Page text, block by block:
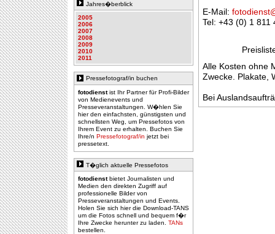
Jahres�berblick
2005
2006
2007
2008
2009
2010
2011
Pressefotograf/in buchen
fotodienstist Ihr Partner für Profi-Bilder
von Medienevents und
Presseveranstaltungen. W�hlen Sie
hier den einfachsten, günstigsten und
schnellsten Weg, um Pressefotos von
Ihrem Event zu erhalten. Buchen Sie
Ihre/n Pressefotograf/in jetzt bei
pressetext.
T�glich aktuelle Pressefotos
fotodienstbietet Journalisten und
Medien den direkten Zugriff auf
professionelle Bilder von
Presseveranstaltungen und Events.
Holen Sie sich hier die Download-TANS
um die Fotos schnell und bequem f�r
Ihre Zwecke herunter zu laden. TANs
bestellen.
E-Mail:
Tel: +43 (0) 1 811
Alle Kosten ohne
Zwecke. Plakate,
Bei